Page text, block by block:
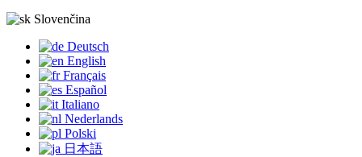
Slovenčina
Deutsch
English
Français
Español
Italiano
Nederlands
Polski
日本語